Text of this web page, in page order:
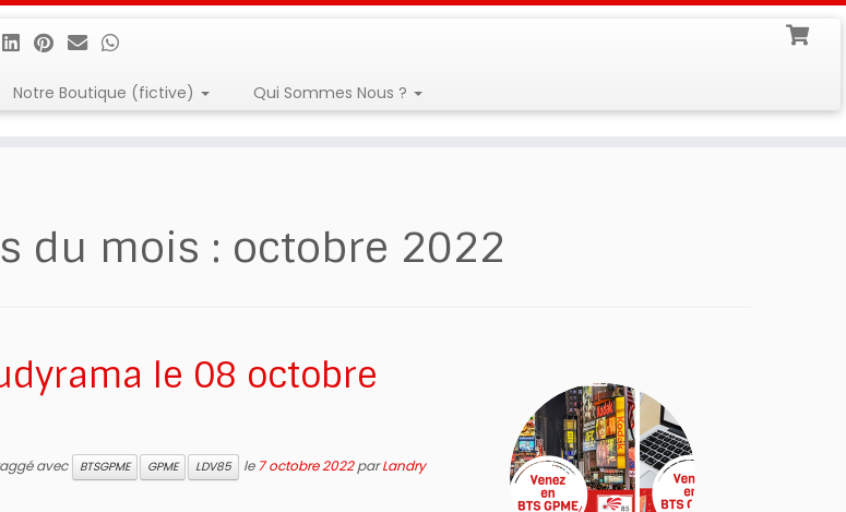
Notre Boutique (fictive) Qui Sommes Nous ?
du mois : octobre 2022
le 08 octobre
avec BTSGPME GPME LDV85 le 7 octobre 2022 parLandry